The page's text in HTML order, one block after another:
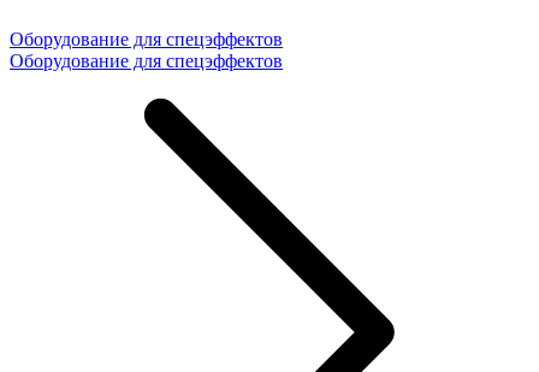
Оборудование для спецэффектов
Оборудование для спецэффектов